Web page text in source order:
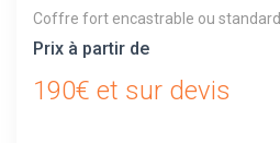
Coffre fort encastrable ou standard
Prix à partir de
190€ et sur devis